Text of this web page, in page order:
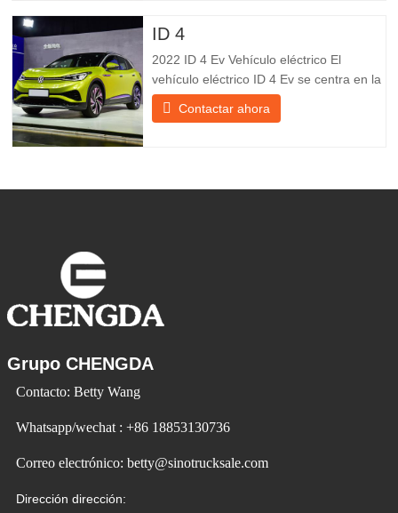
populares. BYD Song Ev Electric Vehicle
ID 4
2022 ID 4 Ev Vehículo eléctrico El
vehículo eléctrico ID 4 Ev se centra en la
experiencia del cliente y el desarrollo de
productos para satisfacer la demanda del
Contactar ahora
Grupo CHENGDA
Contacto: Betty Wang
Whatsapp/wechat : +86 18853130736
Correo electrónico: betty@sinotrucksale.com
Dirección dirección: